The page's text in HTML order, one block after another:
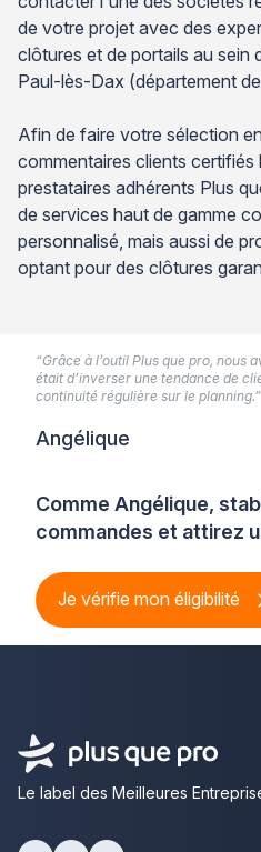
de votre projet avec des
clôtures et de portails au sein
Paul-lès-Dax (département
Afin de faire votre sélection
commentaires clients certifiés
prestataires adhérents Plus
de services haut de gamme
personnalisé, mais aussi de
optant pour des clôtures
Comme Angélique,
commandes et attirez
Je vérifie mon éligibilité
“Grâce à l’outil Plus que pro, nous
était d’inverser une tendance de
continuité régulière sur le planning.”
Angélique
Le label des Meilleures